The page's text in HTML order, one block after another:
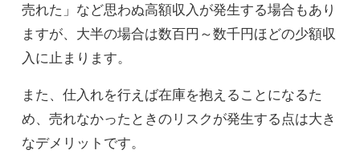
売れた」など思わぬ高額収入が発生する場合もあり
ますが、大半の場合は数百円～数千円ほどの少額収
入に止まります。
また、仕入れを行えば在庫を抱えることになるた
め、売れなかったときのリスクが発生する点は大き
なデメリットです。